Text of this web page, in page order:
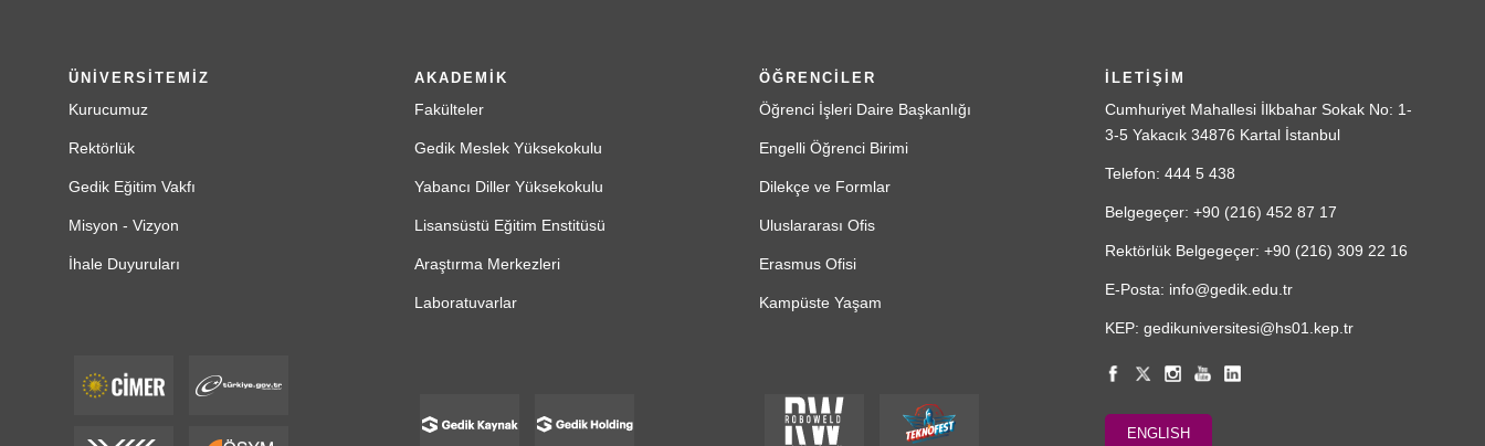
ÜNİVERSİTEMİZ
Kurucumuz
Rektörlük
Gedik Eğitim Vakfı
Misyon - Vizyon
İhale Duyuruları
AKADEMİK
Fakülteler
Gedik Meslek Yüksekokulu
Yabancı Diller Yüksekokulu
Lisansüstü Eğitim Enstitüsü
Araştırma Merkezleri
Laboratuvarlar
ÖĞRENCİLER
Öğrenci İşleri Daire Başkanlığı
Engelli Öğrenci Birimi
Dilekçe ve Formlar
Uluslararası Ofis
Erasmus Ofisi
Kampüste Yaşam
İLETİŞİM
Cumhuriyet Mahallesi İlkbahar Sokak No: 1-
3-5 Yakacık 34876 Kartal İstanbul
Telefon: 444 5 438
Belgegeçer: +90 (216) 452 87 17
Rektörlük Belgegeçer: +90 (216) 309 22 16
E-Posta: info@gedik.edu.tr
KEP: gedikuniversitesi@hs01.kep.tr
ENGLISH